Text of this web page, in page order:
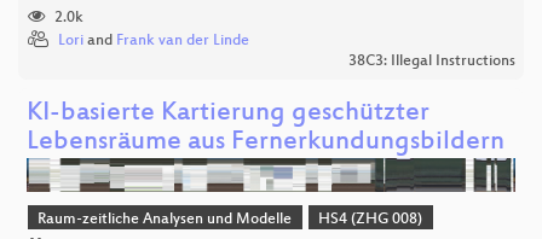
2.0k
Lori and Frank van der Linde
38C3: Illegal Instructions
KI-basierte Kartierung geschützter
Lebensräume aus Fernerkundungsbildern
Raum-zeitliche Analysen und Modelle HS4 (ZHG 008)